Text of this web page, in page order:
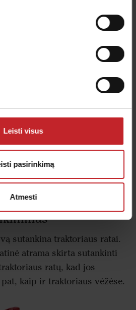
Leisti visus
pasirinkimą
Atmesti
sutankina traktoriaus ratai.
atrama skirta sutankinti
ratų, kad jos
kaip ir traktoriaus vėžėse.